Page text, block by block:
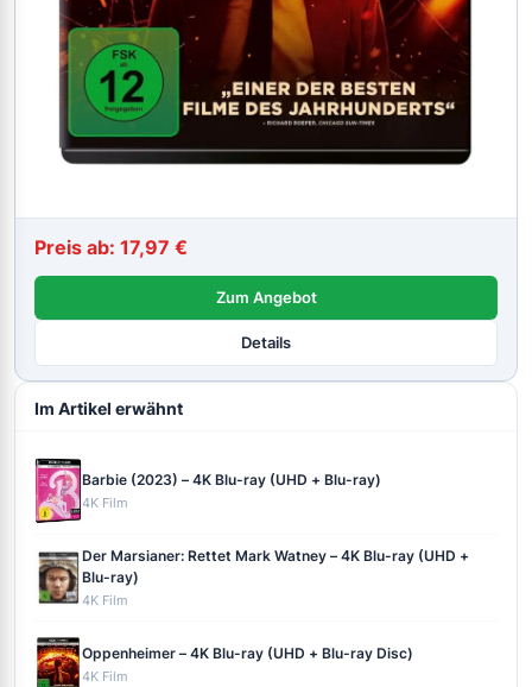
Preis ab: 17,97 €
Zum Angebot
Details
Im Artikel erwähnt
Barbie (2023) – 4K Blu-ray (UHD + Blu-ray)
4K Film
Der Marsianer: Rettet Mark Watney – 4K Blu-ray (UHD +
Blu-ray)
4K Film
Oppenheimer – 4K Blu-ray (UHD + Blu-ray Disc)
4K Film